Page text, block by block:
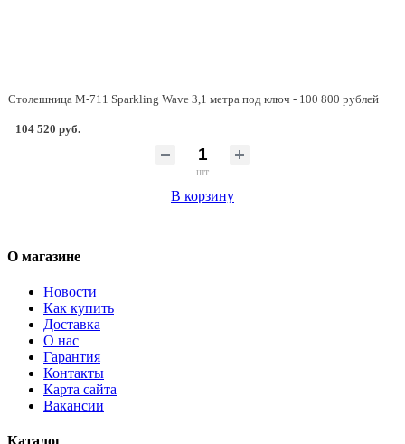
Столешница M-711 Sparkling Wave 3,1 метра под ключ - 100 800 рублей
104 520 руб.
шт
В корзину
О магазине
Новости
Как купить
Доставка
О нас
Гарантия
Контакты
Карта сайта
Вакансии